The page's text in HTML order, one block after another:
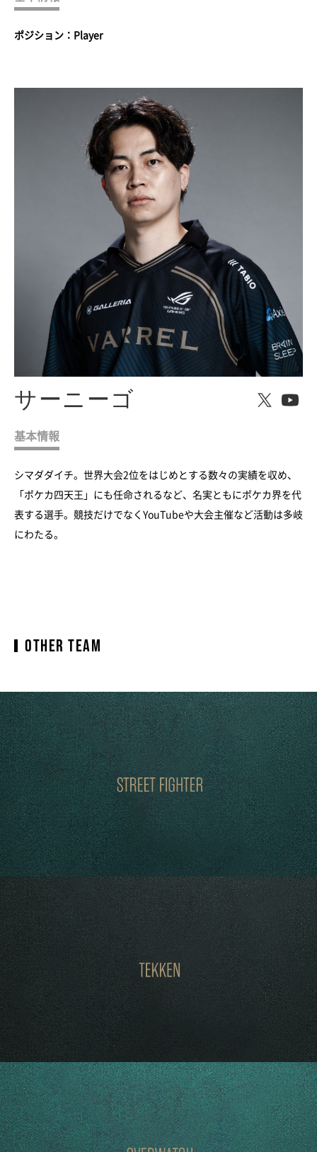
ポジション：Player
サーニーゴ
基本情報
シマダダイチ。世界大会2位をはじめとする数々の実績を収め、
「ポケカ四天王」にも任命されるなど、名実ともにポケカ界を代
表する選手。競技だけでなくYouTubeや大会主催など活動は多岐
にわたる。
OTHER TEAM